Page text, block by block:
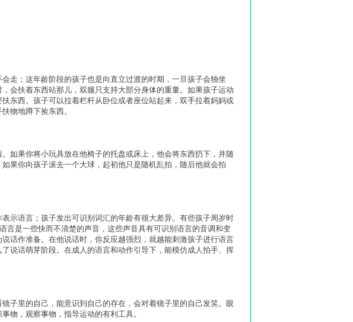
走；这年龄阶段的孩子也是向直立过渡的时期，一旦孩子会独坐
会扶着东西站那儿，双腿只支持大部分身体的重量。如果孩子运动
东西。孩子可以拉着栏杆从卧位或者座位站起来，双手拉着妈妈或
物地蹲下捡东西。
如果你将小玩具放在他椅子的托盘或床上，他会将东西扔下，并随
果你向孩子滚去一个大球，起初他只是随机乱拍，随后他就会拍
示语言；孩子发出可识别词汇的年龄有很大差异。有些孩子周岁时
言是一些快而不清楚的声音，这些声音具有可识别语言的音调和变
话作准备。在他说话时，你反应越强烈，就越能刺激孩子进行语言
说话萌芽阶段。在成人的语言和动作引导下，能模仿成人拍手、挥
子里的自己，能意识到自己的存在，会对着镜子里的自己发笑。眼
物，观察事物，指导运动的有利工具。